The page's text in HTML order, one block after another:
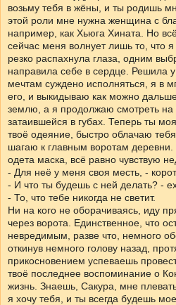
возьму тебя в жёны, и ты родишь
этой роли мне нужна женщина с
например, как Хьюга Хината. Но
сейчас меня волнует лишь то, что
резко распахнула глаза, одним
направила себе в сердце. Решила
мечтам суждено исполняться, я в
его, и выкидываю как можно
землю, а я продолжаю смотреть на
затаившейся в губах. Теперь ты
твоё одеяние, быстро облачаю
шагаю к главным воротам
одета маска, всё равно чувствую
- Для неё у меня своя месть, -
- И что ты будешь с ней делать? -
- То, что тебе никогда не светит.
Ни на кого не оборачиваясь, иду
через ворота. Единственное, что
невредимым, разве что, немного
откинув немного голову назад,
прикосновением успеваешь
твоё последнее воспоминание о
жизнь. Знаешь, Сакура, мне
я хочу тебя, и ты всегда будешь